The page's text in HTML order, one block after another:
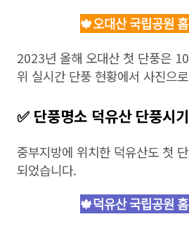
🍁오대산 국립공원
2023년 올해 오대산 첫 단풍은
위 실시간 단풍 현황에서 사진으
✅ 단풍명소 덕유산 단풍시기
중부지방에 위치한 덕유산도 첫
되었습니다.
🍁덕유산 국립공원